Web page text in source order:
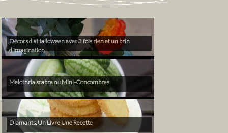
Décors d’#Halloween avec 3 fois rien et un brin
d’imagination
Melothria scabra ou Mini-Concombres
Diamants, Un Livre Une Recette